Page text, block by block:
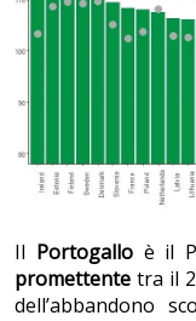
Il Portogallo è il
promettente tra il
dell’abbandono